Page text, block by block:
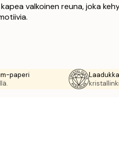
valkoinen reuna, joka
paperi